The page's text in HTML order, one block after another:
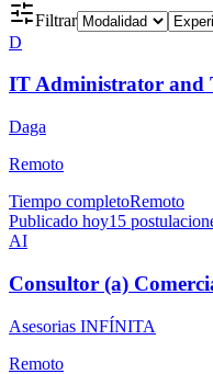
Filtrar
D
IT Administrator and
Daga
Remoto
Tiempo completoRemoto
Publicado hoy15
AI
Consultor (a)
Asesorias INFÍNITA
Remoto